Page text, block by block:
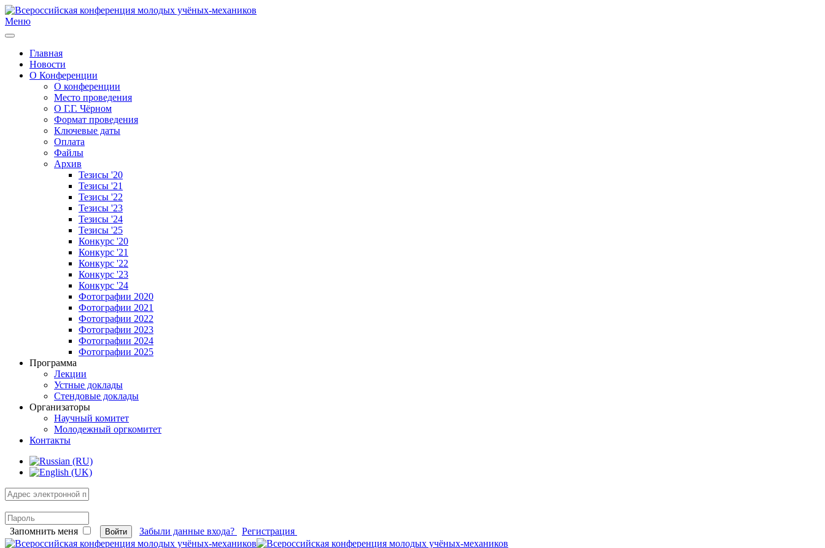
Меню
Главная
Новости
О Конференции
О конференции
Место проведения
О Г.Г. Чёрном
Формат проведения
Ключевые даты
Оплата
Файлы
Архив
Тезисы '20
Тезисы '21
Тезисы '22
Тезисы '23
Тезисы '24
Тезисы '25
Конкурс '20
Конкурс '21
Конкурс '22
Конкурс '23
Конкурс '24
Фотографии 2020
Фотографии 2021
Фотографии 2022
Фотографии 2023
Фотографии 2024
Фотографии 2025
Программа
Лекции
Устные доклады
Стендовые доклады
Организаторы
Научный комитет
Молодежный оргкомитет
Контакты
Запомнить меня Войти Забыли данные входа? Регистрация